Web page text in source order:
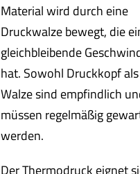
Material wird durch eine
Druckwalze bewegt, die
gleichbleibende
hat. Sowohl Druckkopf
Walze sind empfindlich
müssen regelmäßig
werden.
Der Thermodruck eignet